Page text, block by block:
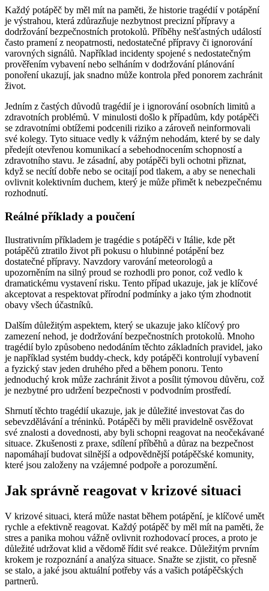
Každý potápěč by měl mít na paměti, že historie tragédií v potápění
je výstrahou, která zdůrazňuje nezbytnost precizní přípravy a
dodržování bezpečnostních protokolů. Příběhy nešťastných událostí
často pramení z neopatrnosti, nedostatečné přípravy či ignorování
varovných signálů. Například incidenty spojené s nedostatečným
prověřením vybavení nebo selháním v dodržování plánování
ponoření ukazují, jak snadno může kontrola před ponorem zachránit
život.
Jedním z častých důvodů tragédií je i ignorování osobních limitů a
zdravotních problémů. V minulosti došlo k případům, kdy potápěči
se zdravotními obtížemi podcenili riziko a zároveň neinformovali
své kolegy. Tyto situace vedly k vážným nehodám, které by se daly
předejít otevřenou komunikací a sebehodnocením schopností a
zdravotního stavu. Je zásadní, aby potápěči byli ochotni přiznat,
když se necítí dobře nebo se ocitají pod tlakem, a aby se nenechali
ovlivnit kolektivním duchem, který je může přimět k nebezpečnému
rozhodnutí.
Reálné příklady a poučení
Ilustrativním příkladem je tragédie s potápěči v Itálie, kde pět
potápěčů ztratilo život při pokusu o hlubinné potápění bez
dostatečné přípravy. Navzdory varování meteorologů a
upozorněním na silný proud se rozhodli pro ponor, což vedlo k
dramatickému vystavení risku. Tento případ ukazuje, jak je klíčové
akceptovat a respektovat přírodní podmínky a jako tým zhodnotit
obavy všech účastníků.
Dalším důležitým aspektem, který se ukazuje jako klíčový pro
zamezení nehod, je dodržování bezpečnostních protokolů. Mnoho
tragédií bylo způsobeno nedodáním těchto základních pravidel, jako
je například systém buddy-check, kdy potápěči kontrolují vybavení
a fyzický stav jeden druhého před a během ponoru. Tento
jednoduchý krok může zachránit život a posílit týmovou důvěru, což
je nezbytné pro udržení bezpečnosti v podvodním prostředí.
Shrnutí těchto tragédií ukazuje, jak je důležité investovat čas do
sebevzdělávání a tréninků. Potápěči by měli pravidelně osvěžovat
své znalosti a dovednosti, aby byli schopni reagovat na neočekávané
situace. Zkušenosti z praxe, sdílení příběhů a důraz na bezpečnost
napomáhají budovat silnější a odpovědnější potápěčské komunity,
které jsou založeny na vzájemné podpoře a porozumění.
Jak správně reagovat v krizové situaci
V krizové situaci, která může nastat během potápění, je klíčové umět
rychle a efektivně reagovat. Každý potápěč by měl mít na paměti, že
stres a panika mohou vážně ovlivnit rozhodovací proces, a proto je
důležité udržovat klid a vědomě řídit své reakce. Důležitým prvním
krokem je rozpoznání a analýza situace. Snažte se zjistit, co přesně
se stalo, a jaké jsou aktuální potřeby vás a vašich potápěčských
partnerů.